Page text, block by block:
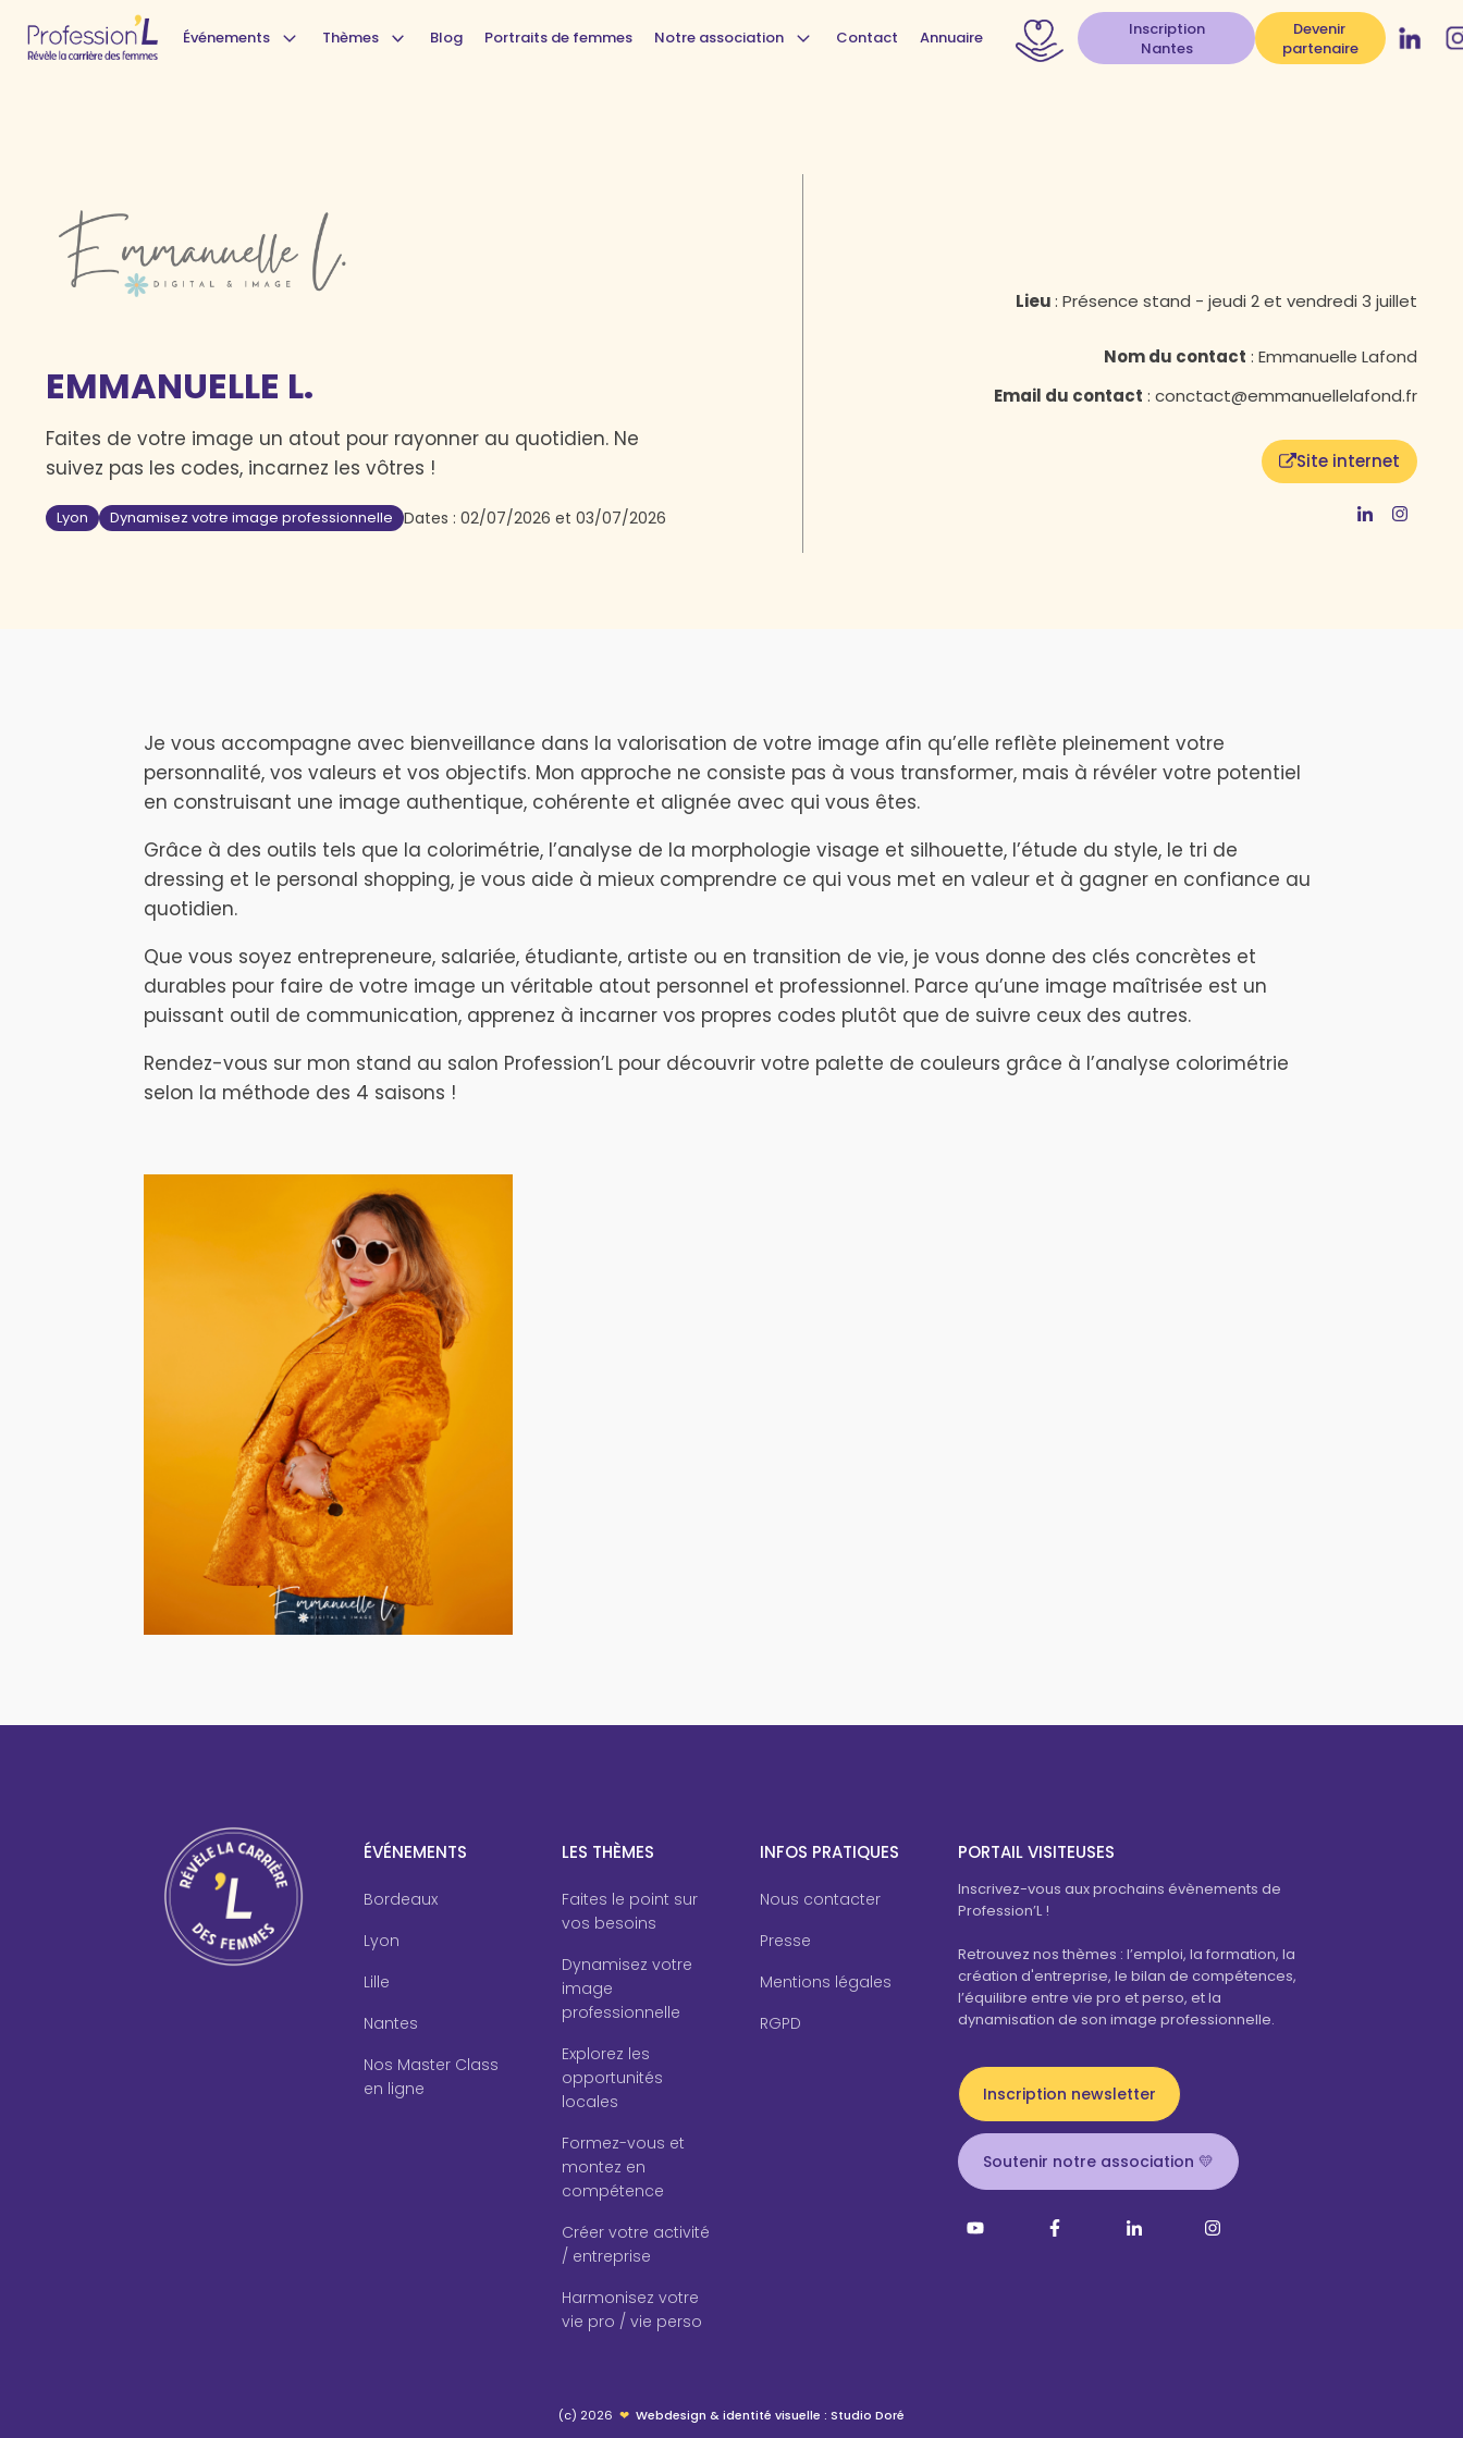
Événements Thèmes Blog Portraits de femmes Notre association Contact Annuaire
Inscription
Nantes
Devenir
partenaire
EMMANUELLE L.
Faites de votre image un atout pour rayonner au quotidien. Ne
suivez pas les codes, incarnez les vôtres !
Lyon Dynamisez votre image professionnelle Dates : 02/07/2026 et 03/07/2026
Lieu: Présence stand - jeudi 2 et vendredi 3 juillet
Nom du contact : Emmanuelle Lafond
Email du contact : conctact@emmanuellelafond.fr
Site internet
Je vous accompagne avec bienveillance dans la valorisation de votre image afin qu’elle reflète pleinement votre
personnalité, vos valeurs et vos objectifs. Mon approche ne consiste pas à vous transformer, mais à révéler votre potentiel
en construisant une image authentique, cohérente et alignée avec qui vous êtes.
Grâce à des outils tels que la colorimétrie, l’analyse de la morphologie visage et silhouette, l’étude du style, le tri de
dressing et le personal shopping, je vous aide à mieux comprendre ce qui vous met en valeur et à gagner en confiance au
quotidien.
Que vous soyez entrepreneure, salariée, étudiante, artiste ou en transition de vie, je vous donne des clés concrètes et
durables pour faire de votre image un véritable atout personnel et professionnel. Parce qu’une image maîtrisée est un
puissant outil de communication, apprenez à incarner vos propres codes plutôt que de suivre ceux des autres.
Rendez-vous sur mon stand au salon Profession’L pour découvrir votre palette de couleurs grâce à l’analyse colorimétrie
selon la méthode des 4 saisons !
ÉVÉNEMENTS
Bordeaux
Lyon
Lille
Nantes
Nos Master Class
en ligne
LES THÈMES
Faites le point sur
vos besoins
Dynamisez votre
image
professionnelle
Explorez les
opportunités
locales
Formez-vous et
montez en
compétence
Créer votre activité
/ entreprise
Harmonisez votre
vie pro / vie perso
INFOS PRATIQUES
Nous contacter
Presse
Mentions légales
RGPD
PORTAIL VISITEUSES
Inscrivez-vous aux prochains évènements de
Profession’L !
Retrouvez nos thèmes : l’emploi, la formation, la
création d'entreprise, le bilan de compétences,
l’équilibre entre vie pro et perso, et la
dynamisation de son image professionnelle.
Inscription newsletter
Soutenir notre association 💛
(c) 2026 ❤ Webdesign & identité visuelle : Studio Doré